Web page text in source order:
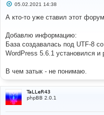
С
о
б
е
н
и
е
05.02.2021 14:38
А кто-то уже ставил этот
Добавлю информацию:
База создавалась под UTF-8
WordPress 5.6.1 установился и
В чем затык - не понимаю.
TaLLeR43
phpBB 2.0.1